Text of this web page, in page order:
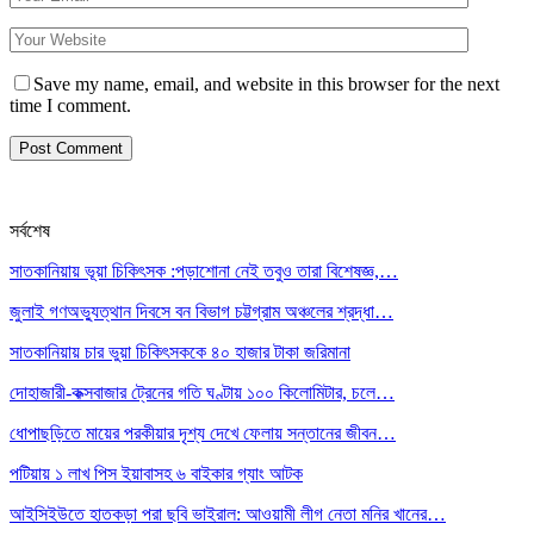
Save my name, email, and website in this browser for the next
time I comment.
সর্বশেষ
সাতকানিয়ায় ভূয়া চিকিৎসক :পড়াশোনা নেই তবুও তারা বিশেষজ্ঞ,…
জুলাই গণঅভ্যুত্থান দিবসে বন বিভাগ চট্টগ্রাম অঞ্চলের শ্রদ্ধা…
সাতকানিয়ায় চার ভুয়া চিকিৎসককে ৪০ হাজার টাকা জরিমানা
দোহাজারী-কক্সবাজার ট্রেনের গতি ঘণ্টায় ১০০ কিলোমিটার, চলে…
ধোপাছড়িতে মায়ের পরকীয়ার দৃশ্য দেখে ফেলায় সন্তানের জীবন…
পটিয়ায় ১ লাখ পিস ইয়াবাসহ ৬ বাইকার গ্যাং আটক
আইসিইউতে হাতকড়া পরা ছবি ভাইরাল: আওয়ামী লীগ নেতা মনির খানের…